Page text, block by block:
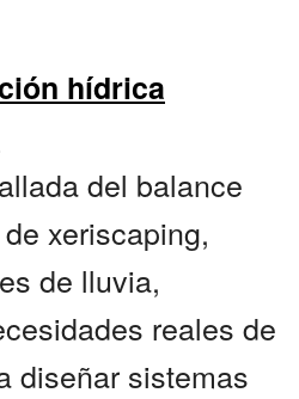
hídrica
del balance
xeriscaping,
de lluvia,
reales de
diseñar sistemas